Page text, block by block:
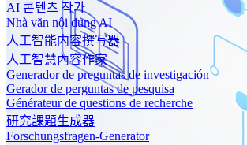
AI 콘텐츠 작가
Nhà văn nội dung AI
人工智能内容撰写器
人工智慧內容作家
Generador de preguntas de investigación
Gerador de perguntas de pesquisa
Générateur de questions de recherche
研究課題生成器
Forschungsfragen-Generator